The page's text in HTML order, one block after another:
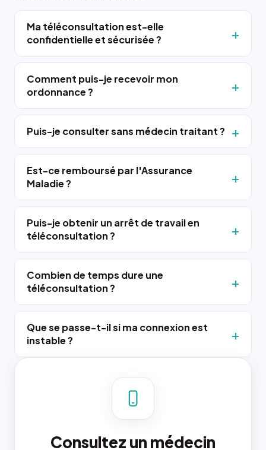
Ma téléconsultation est-elle
confidentielle et sécurisée ?
Comment puis-je recevoir mon
ordonnance ?
Puis-je consulter sans médecin traitant ?
Est-ce remboursé par l'Assurance
Maladie ?
Puis-je obtenir un arrêt de travail en
téléconsultation ?
Combien de temps dure une
téléconsultation ?
Que se passe-t-il si ma connexion est
instable ?
Consultez un médecin